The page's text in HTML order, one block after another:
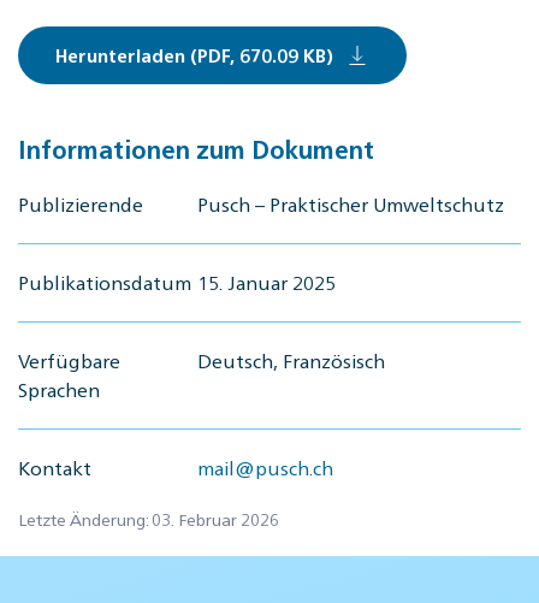
Herunterladen (PDF, 670.09 KB)
Informationen zum Dokument
Publizierende Pusch – Praktischer Umweltschutz
Publikationsdatum 15. Januar 2025
Verfügbare
Sprachen
Deutsch, Französisch
Kontakt mail@pusch.ch
Letzte Änderung: 03. Februar 2026